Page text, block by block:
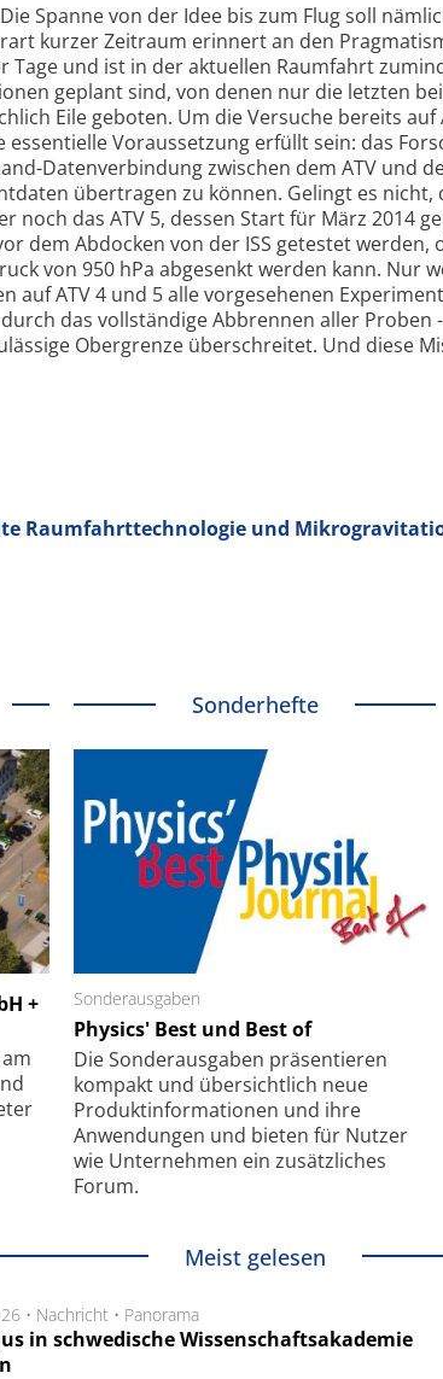
Spanne von der Idee bis zum Flug soll
kurzer Zeitraum erinnert an den
Tage und ist in der aktuellen Raumfahrt
geplant sind, von denen nur die letzten
Eile geboten. Um die Versuche bereits auf
Voraussetzung erfüllt sein: das
Datenverbindung zwischen dem ATV und
übertragen zu können. Gelingt es nicht,
noch das ATV 5, dessen Start für März 2014
dem Abdocken von der ISS getestet werden,
von 950 hPa abgesenkt werden kann. Nur
auf ATV 4 und 5 alle vorgesehenen
das vollständige Abbrennen aller Proben
Obergrenze überschreitet. Und diese
Raumfahrttechnologie und
+
Sonderhefte
Sonderausgaben
Physics' Best und Best of
Die Sonder­ausgaben präsentieren
kompakt und übersichtlich neue
Produkt­informationen und ihre
Anwendungen und bieten für Nutzer
wie Unternehmen ein zusätzliches
Forum.
Elektronenmikroskopie auf
kleinstem Raum
Meist gelesen
• Nachricht • Panorama
in schwedische Wissenschaftsakademie